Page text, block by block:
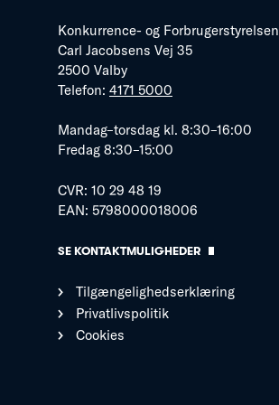
Konkurrence- og Forbrugerstyrelsen
Carl Jacobsens Vej 35
2500 Valby
Telefon: 4171 5000
Mandag–torsdag kl. 8:30–16:00
Fredag 8:30–15:00
CVR: 10 29 48 19
EAN: 5798000018006
SE KONTAKTMULIGHEDER
Tilgængelighedserklæring
Privatlivspolitik
Cookies